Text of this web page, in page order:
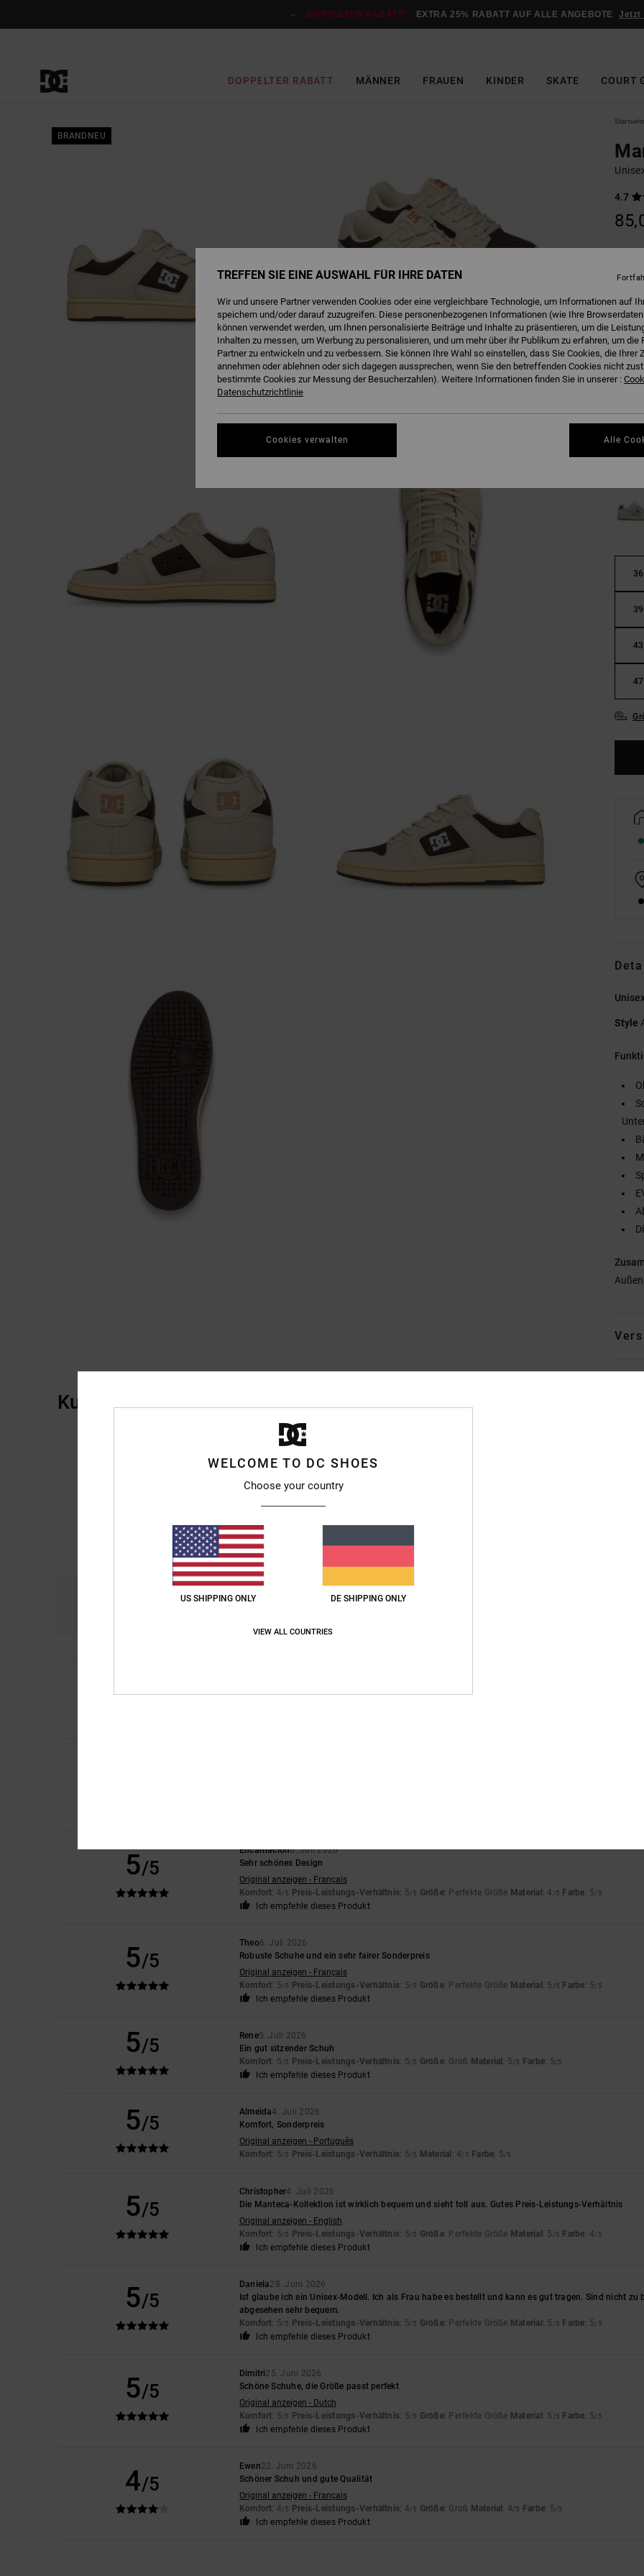
DOPPELTER RABATT*: EXTRA 25% RABATT AUF ALLE ANGEBOTE Jetzt
DOPPELTER RABATT MÄNNER FRAUEN KINDER SKATE COURT
BRANDNEU
Startseite
4.7
36
39
43
47
Style
Kundenbewertungen
basierend auf246 verifizierten Bewertungen
Komfort
Preis-Leistungs-Verhältnis
4/5
5/5
Encarnacion6. Juli 2026
Sehr schönes Design
Original anzeigen - Français
Komfort: 4/5 Preis-Leistungs-Verhältnis: 5/5 Größe: Perfekte Größe Material: 4 /5 Farbe: 5/5
Ich empfehle dieses Produkt
5/5
Theo6. Juli 2026
Robuste Schuhe und ein sehr fairer Sonderpreis
Original anzeigen - Français
Komfort: 5/5 Preis-Leistungs-Verhältnis: 5/5 Größe: Perfekte Größe Material: 5 /5 Farbe: 5/5
Ich empfehle dieses Produkt
5/5 Rene5. Juli 2026
Ein gut sitzender Schuh
Komfort: 5/5 Preis-Leistungs-Verhältnis: 5/5 Größe: Groß Material: 5/5 Farbe: 5/5
Ich empfehle dieses Produkt
5/5
Almeida4. Juli 2026
Komfort, Sonderpreis
Original anzeigen - Português
Komfort: 5/5 Preis-Leistungs-Verhältnis: 5/5 Material : 4/5 Farbe: 5/5
5/5
Christopher4. Juli 2026
Die Manteca-Kollektion ist wirklich bequem und sieht toll aus. Gutes Preis-Leistungs-Verhältnis
Original anzeigen - English
Komfort: 5/5 Preis-Leistungs-Verhältnis: 5/5 Größe: Perfekte Größe Material: 5 /5 Farbe: 4/5
Ich empfehle dieses Produkt
5/5
Daniela28. Juni 2026
Ist glaube ich ein Unisex-Modell. Ich als Frau habe es bestellt und kann es gut tragen. Sind nicht
abgesehen sehr bequem.
Komfort: 5/5 Preis-Leistungs-Verhältnis: 5/5 Größe: Perfekte Größe Material: 5 /5 Farbe: 5/5
Ich empfehle dieses Produkt
5/5
Dimitri25. Juni 2026
Schöne Schuhe, die Größe passt perfekt
Original anzeigen - Dutch
Komfort: 5/5 Preis-Leistungs-Verhältnis: 5/5 Größe: Perfekte Größe Material: 5 /5 Farbe: 5/5
Ich empfehle dieses Produkt
4/5
Ewen22. Juni 2026
Schöner Schuh und gute Qualität
Original anzeigen - Français
Komfort: 4/5 Preis-Leistungs-Verhältnis: 4/5 Größe: Groß Material: 4/5 Farbe: 5/5
Ich empfehle dieses Produkt
WELCOME TO DC SHOES
Choose your country
US SHIPPING ONLY DE SHIPPING ONLY
VIEW ALL COUNTRIES
TREFFEN SIE EINE AUSWAHL FÜR IHRE DATEN
Wir und unsere Partner verwenden Cookies oder eine vergleichbare Technologie, um Informationen auf
speichern und/oder darauf zuzugreifen. Diese personenbezogenen Informationen (wie Ihre
können verwendet werden, um Ihnen personalisierte Beiträge und Inhalte zu präsentieren, um die
Inhalten zu messen, um Werbung zu personalisieren, und um mehr über ihr Publikum zu erfahren, um die
Partner zu entwickeln und zu verbessern. Sie können Ihre Wahl so einstellen, dass Sie Cookies, die Ihrer
annehmen oder ablehnen oder sich dagegen aussprechen, wenn Sie den betreffenden Cookies nicht
bestimmte Cookies zur Messung der Besucherzahlen). Weitere Informationen finden Sie in unserer :
Datenschutzrichtlinie
Cookies verwalten Alle